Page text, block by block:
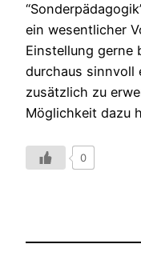
ein wesentlicher
Einstellung gerne
durchaus sinnvoll
zusätzlich zu
Möglichkeit dazu
0